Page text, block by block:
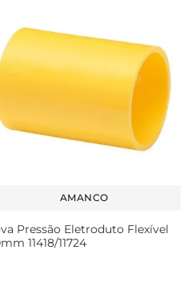
AMANCO
Pressão Eletroduto Flexível
11418/11724